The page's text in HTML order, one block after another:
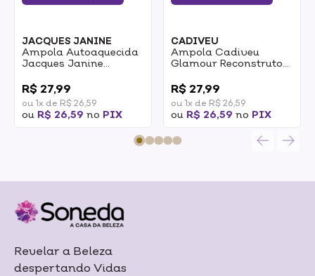
JACQUES JANINE
Ampola Autoaquecida
Jacques Janine
R$ 27,99
ou 1x de R$ 26,59
ou R$ 26,59 no PIX
CADIVEU
Ampola Cadiveu
Glamour Reconstrutor
R$ 27,99
ou 1x de R$ 26,59
ou R$ 26,59 no PIX
Revelar a Beleza
despertando Vidas